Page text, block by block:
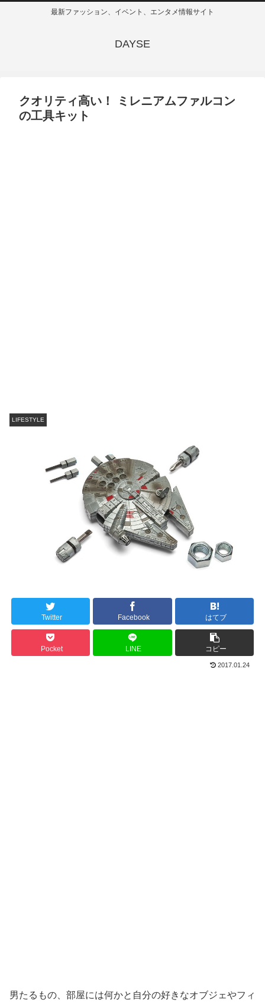
最新ファッション、イベント、エンタメ情報サイト
DAYSE
クオリティ高い！ ミレニアムファルコン
の工具キット
LIFESTYLE
Twitter Facebook はてブ
Pocket LINE コピー
2017.01.24
男たるもの、部屋には何かと自分の好きなオブジェやフィ